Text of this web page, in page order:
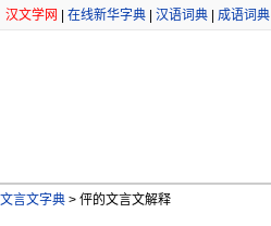
汉文学网 在线新华字典 汉语词典 成语词典
文言文字典 > 伻的文言文解释